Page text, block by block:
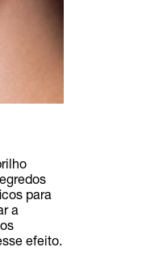
para
a
efeito.